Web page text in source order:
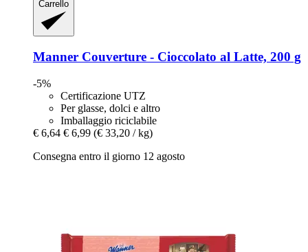
Carrello
Manner Couverture -​ Cioccolato al Latte, 200 g
-5%
Certificazione UTZ
Per glasse, dolci e altro
Imballaggio riciclabile
€ 6,64 € 6,99 (€ 33,20 / kg)
Consegna entro il giorno 12 agosto